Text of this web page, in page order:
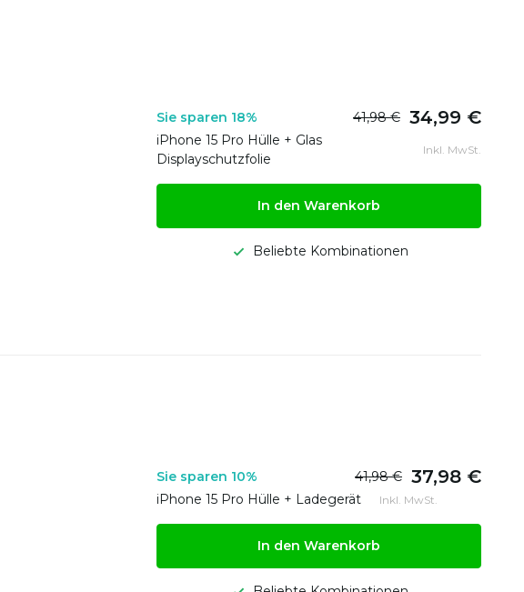
Sie sparen 18% 41,98 € 34,99 €
iPhone 15 Pro Hülle + Glas
Displayschutzfolie
Inkl. MwSt.
In den Warenkorb
Beliebte Kombinationen
Sie sparen 10% 41,98 € 37,98 €
iPhone 15 Pro Hülle + Ladegerät Inkl. MwSt.
In den Warenkorb